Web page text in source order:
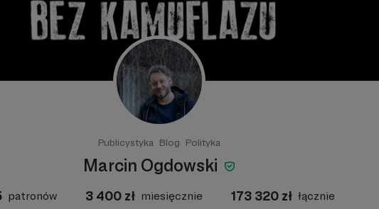
Publicystyka Blog Polityka
Marcin Ogdowski
patronów 3 400 zł miesięcznie 173 320 zł łącznie